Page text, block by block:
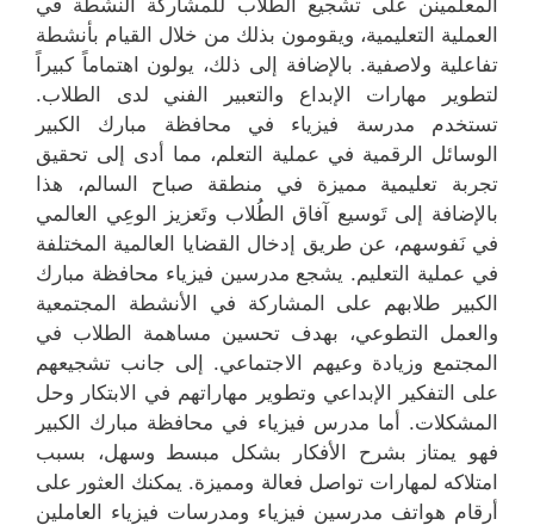
العملية التعليمية، ويقومون بذلك من خلال القيام بأنشطة
تفاعلية ولاصفية. بالإضافة إلى ذلك، يولون اهتماماً كبيراً
لتطوير مهارات الإبداع والتعبير الفني لدى الطلاب.
تستخدم مدرسة فيزياء في محافظة مبارك الكبير
الوسائل الرقمية في عملية التعلم، مما أدى إلى تحقيق
تجربة تعليمية مميزة في منطقة صباح السالم، هذا
بالإضافة إلى تَوسيع آفاق الطُلاب وتَعزيز الوعِي العالمي
في نَفوسهم، عن طريق إدخال القضايا العالمية المختلفة
في عملية التعليم. يشجع مدرسين فيزياء محافظة مبارك
الكبير طلابهم على المشاركة في الأنشطة المجتمعية
والعمل التطوعي، بهدف تحسين مساهمة الطلاب في
المجتمع وزيادة وعيهم الاجتماعي. إلى جانب تشجيعهم
على التفكير الإبداعي وتطوير مهاراتهم في الابتكار وحل
المشكلات. أما مدرس فيزياء في محافظة مبارك الكبير
فهو يمتاز بشرح الأفكار بشكل مبسط وسهل، بسبب
امتلاكه لمهارات تواصل فعالة ومميزة. يمكنك العثور على
أرقام هواتف مدرسين فيزياء ومدرسات فيزياء العاملين